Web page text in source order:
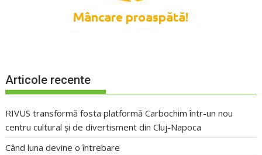
Articole recente
RIVUS transformă fosta platformă Carbochim într-un nou
centru cultural și de divertisment din Cluj-Napoca
Când luna devine o întrebare